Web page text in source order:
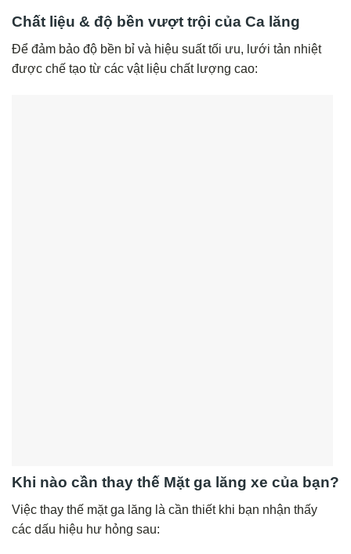
Chất liệu & độ bền vượt trội của Ca lăng
Để đảm bảo độ bền bỉ và hiệu suất tối ưu, lưới tản nhiệt
được chế tạo từ các vật liệu chất lượng cao:
Khi nào cần thay thế Mặt ga lăng xe của bạn?
Việc thay thế mặt ga lăng là cần thiết khi bạn nhận thấy
các dấu hiệu hư hỏng sau: